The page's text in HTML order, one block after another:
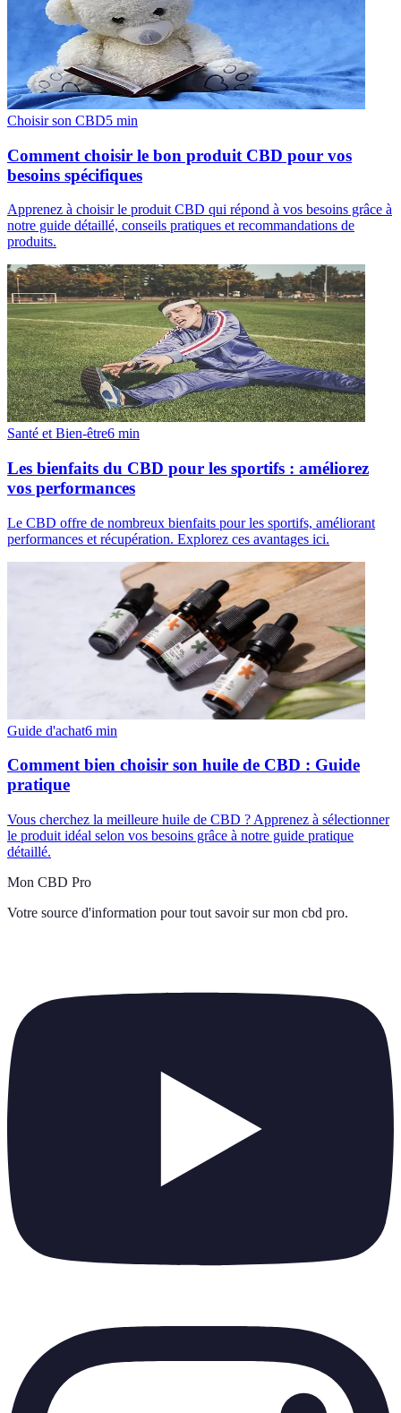
Choisir son CBD5 min
Comment choisir le bon produit CBD pour vos
besoins spécifiques
Apprenez à choisir le produit CBD qui répond à vos besoins grâce à
notre guide détaillé, conseils pratiques et recommandations de
produits.
Santé et Bien-être6 min
Les bienfaits du CBD pour les sportifs : améliorez
vos performances
Le CBD offre de nombreux bienfaits pour les sportifs, améliorant
performances et récupération. Explorez ces avantages ici.
Guide d'achat6 min
Comment bien choisir son huile de CBD : Guide
pratique
Vous cherchez la meilleure huile de CBD ? Apprenez à sélectionner
le produit idéal selon vos besoins grâce à notre guide pratique
détaillé.
Mon CBD Pro
Votre source d'information pour tout savoir sur mon cbd pro.